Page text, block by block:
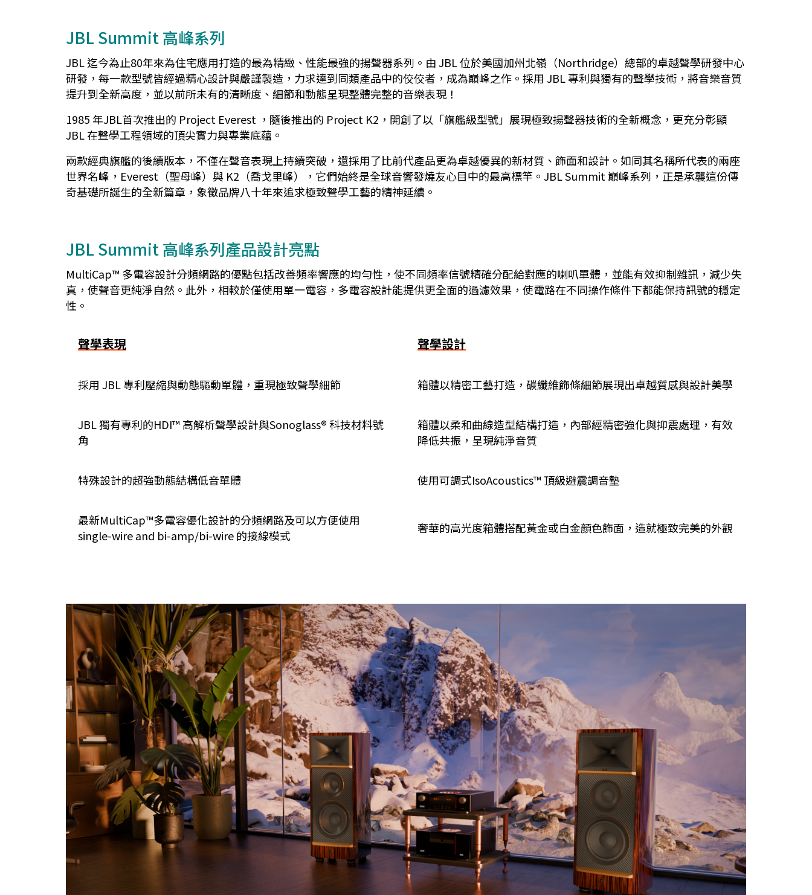
JBL Summit 高峰系列
JBL 迄今為止80年來為住宅應用打造的最為精緻、性能最強的揚聲器系列。由 JBL 位於美國加州北嶺（Northridge）總部的卓越聲學研發中心
研發，每一款型號皆經過精心設計與嚴謹製造，力求達到同類產品中的佼佼者，成為巔峰之作。採用 JBL 專利與獨有的聲學技術，將音樂音質
提升到全新高度，並以前所未有的清晰度、細節和動態呈現整體完整的音樂表現！
1985 年JBL首次推出的 Project Everest ，隨後推出的 Project K2，開創了以「旗艦級型號」展現極致揚聲器技術的全新概念，更充分彰顯
JBL 在聲學工程領域的頂尖實力與專業底蘊。
兩款經典旗艦的後續版本，不僅在聲音表現上持續突破，還採用了比前代產品更為卓越優異的新材質、飾面和設計。如同其名稱所代表的兩座
世界名峰，Everest（聖母峰）與 K2（喬戈里峰），它們始終是全球音響發燒友心目中的最高標竿。JBL Summit 巔峰系列，正是承襲這份傳
奇基礎所誕生的全新篇章，象徵品牌八十年來追求極致聲學工藝的精神延續。
JBL Summit 高峰系列產品設計亮點
MultiCap™ 多電容設計分頻網路的優點包括改善頻率響應的均勻性，使不同頻率信號精確分配給對應的喇叭單體，並能有效抑制雜訊，減少失
真，使聲音更純淨自然。此外，相較於僅使用單一電容，多電容設計能提供更全面的過濾效果，使電路在不同操作條件下都能保持訊號的穩定
性。
聲學表現 聲學設計
採用 JBL 專利壓縮與動態驅動單體，重現極致聲學細節 箱體以精密工藝打造，碳纖維飾條細節展現出卓越質感與設計美學
JBL 獨有專利的HDI™ 高解析聲學設計與Sonoglass® 科技材料號
角
箱體以柔和曲線造型結構打造，內部經精密強化與抑震處理，有效
降低共振，呈現純淨音質
特殊設計的超強動態結構低音單體 使用可調式IsoAcoustics™ 頂級避震調音墊
最新MultiCap™多電容優化設計的分頻網路及可以方便使用
single-wire and bi-amp/bi-wire 的接線模式
奢華的高光度箱體搭配黃金或白金顏色飾面，造就極致完美的外觀